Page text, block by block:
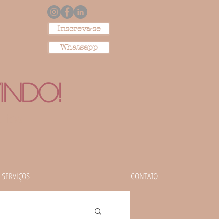
Inscreva-se
Whatsapp
SERVIÇOS CONTATO